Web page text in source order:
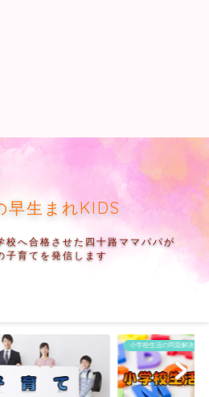
早生まれKIDS
校へ合格させた四十路ママパパが
子育てを発信します
小学校生活の問題解決